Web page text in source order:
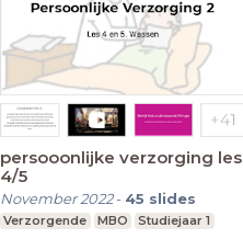
persooonlijke verzorging les
4/5
November 2022- 45 slides
Verzorgende MBO Studiejaar 1